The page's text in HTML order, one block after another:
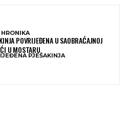
HRONIKA
POVRIJEĐENA U SAOBRAĆAJNOJ
U MOSTARU
PJEŠAKINJA